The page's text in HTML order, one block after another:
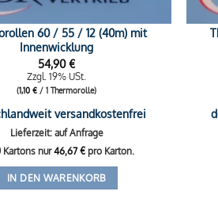
60 / 55 / 12 (40m) mit
Innenwicklung
54,90€
Zzgl. 19% USt.
(1,10€ / 1 Thermorolle)
versandkostenfrei
Lieferzeit: auf Anfrage
Kartons nur46,67€pro Karton.
IN DEN WARENKORB